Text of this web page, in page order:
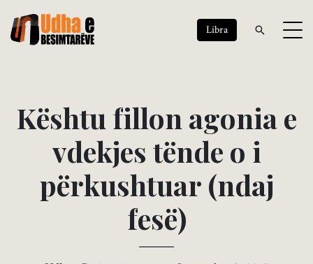
Libra
Kështu fillon agoniae
vdekjes tënde o i
përkushtuar (ndaj
fesë)